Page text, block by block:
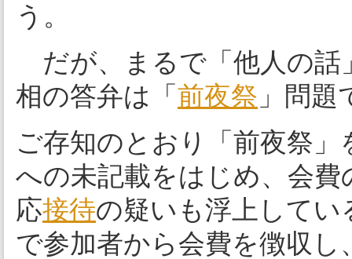
う。
だが、まるで「他人の話
相の答弁は「 前夜祭 」問
ご存知のとおり「前夜祭
への未記載をはじめ、会
応接待の疑いも浮上してい
で参加者から会費を徴収